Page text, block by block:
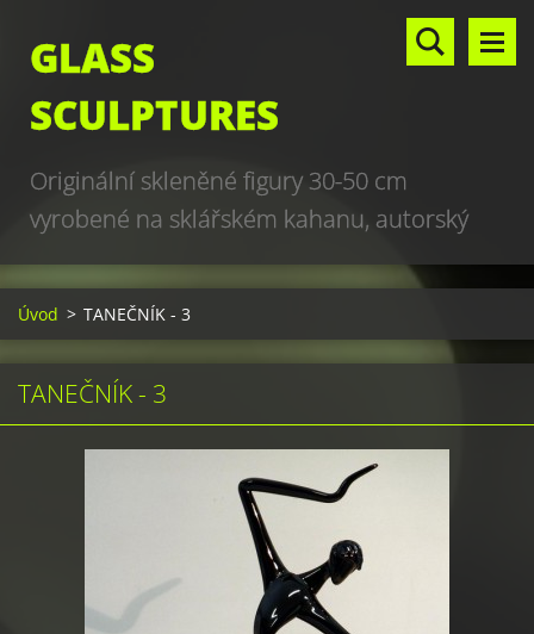
GLASS
SCULPTURES
Originální skleněné figury 30-50 cm
vyrobené na sklářském kahanu, autorský
design, hand made, art glass sculptures,
world unique production
Úvod > TANEČNÍK - 3
TANEČNÍK - 3